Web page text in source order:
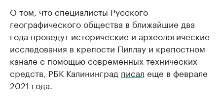
О том, что специалисты Русского
географического общества в ближайшие два
года проведут исторические и археологические
исследования в крепости Пиллау и крепостном
канале с помощью современных технических
средств, РБК Калининград писал еще в феврале
2021 года.